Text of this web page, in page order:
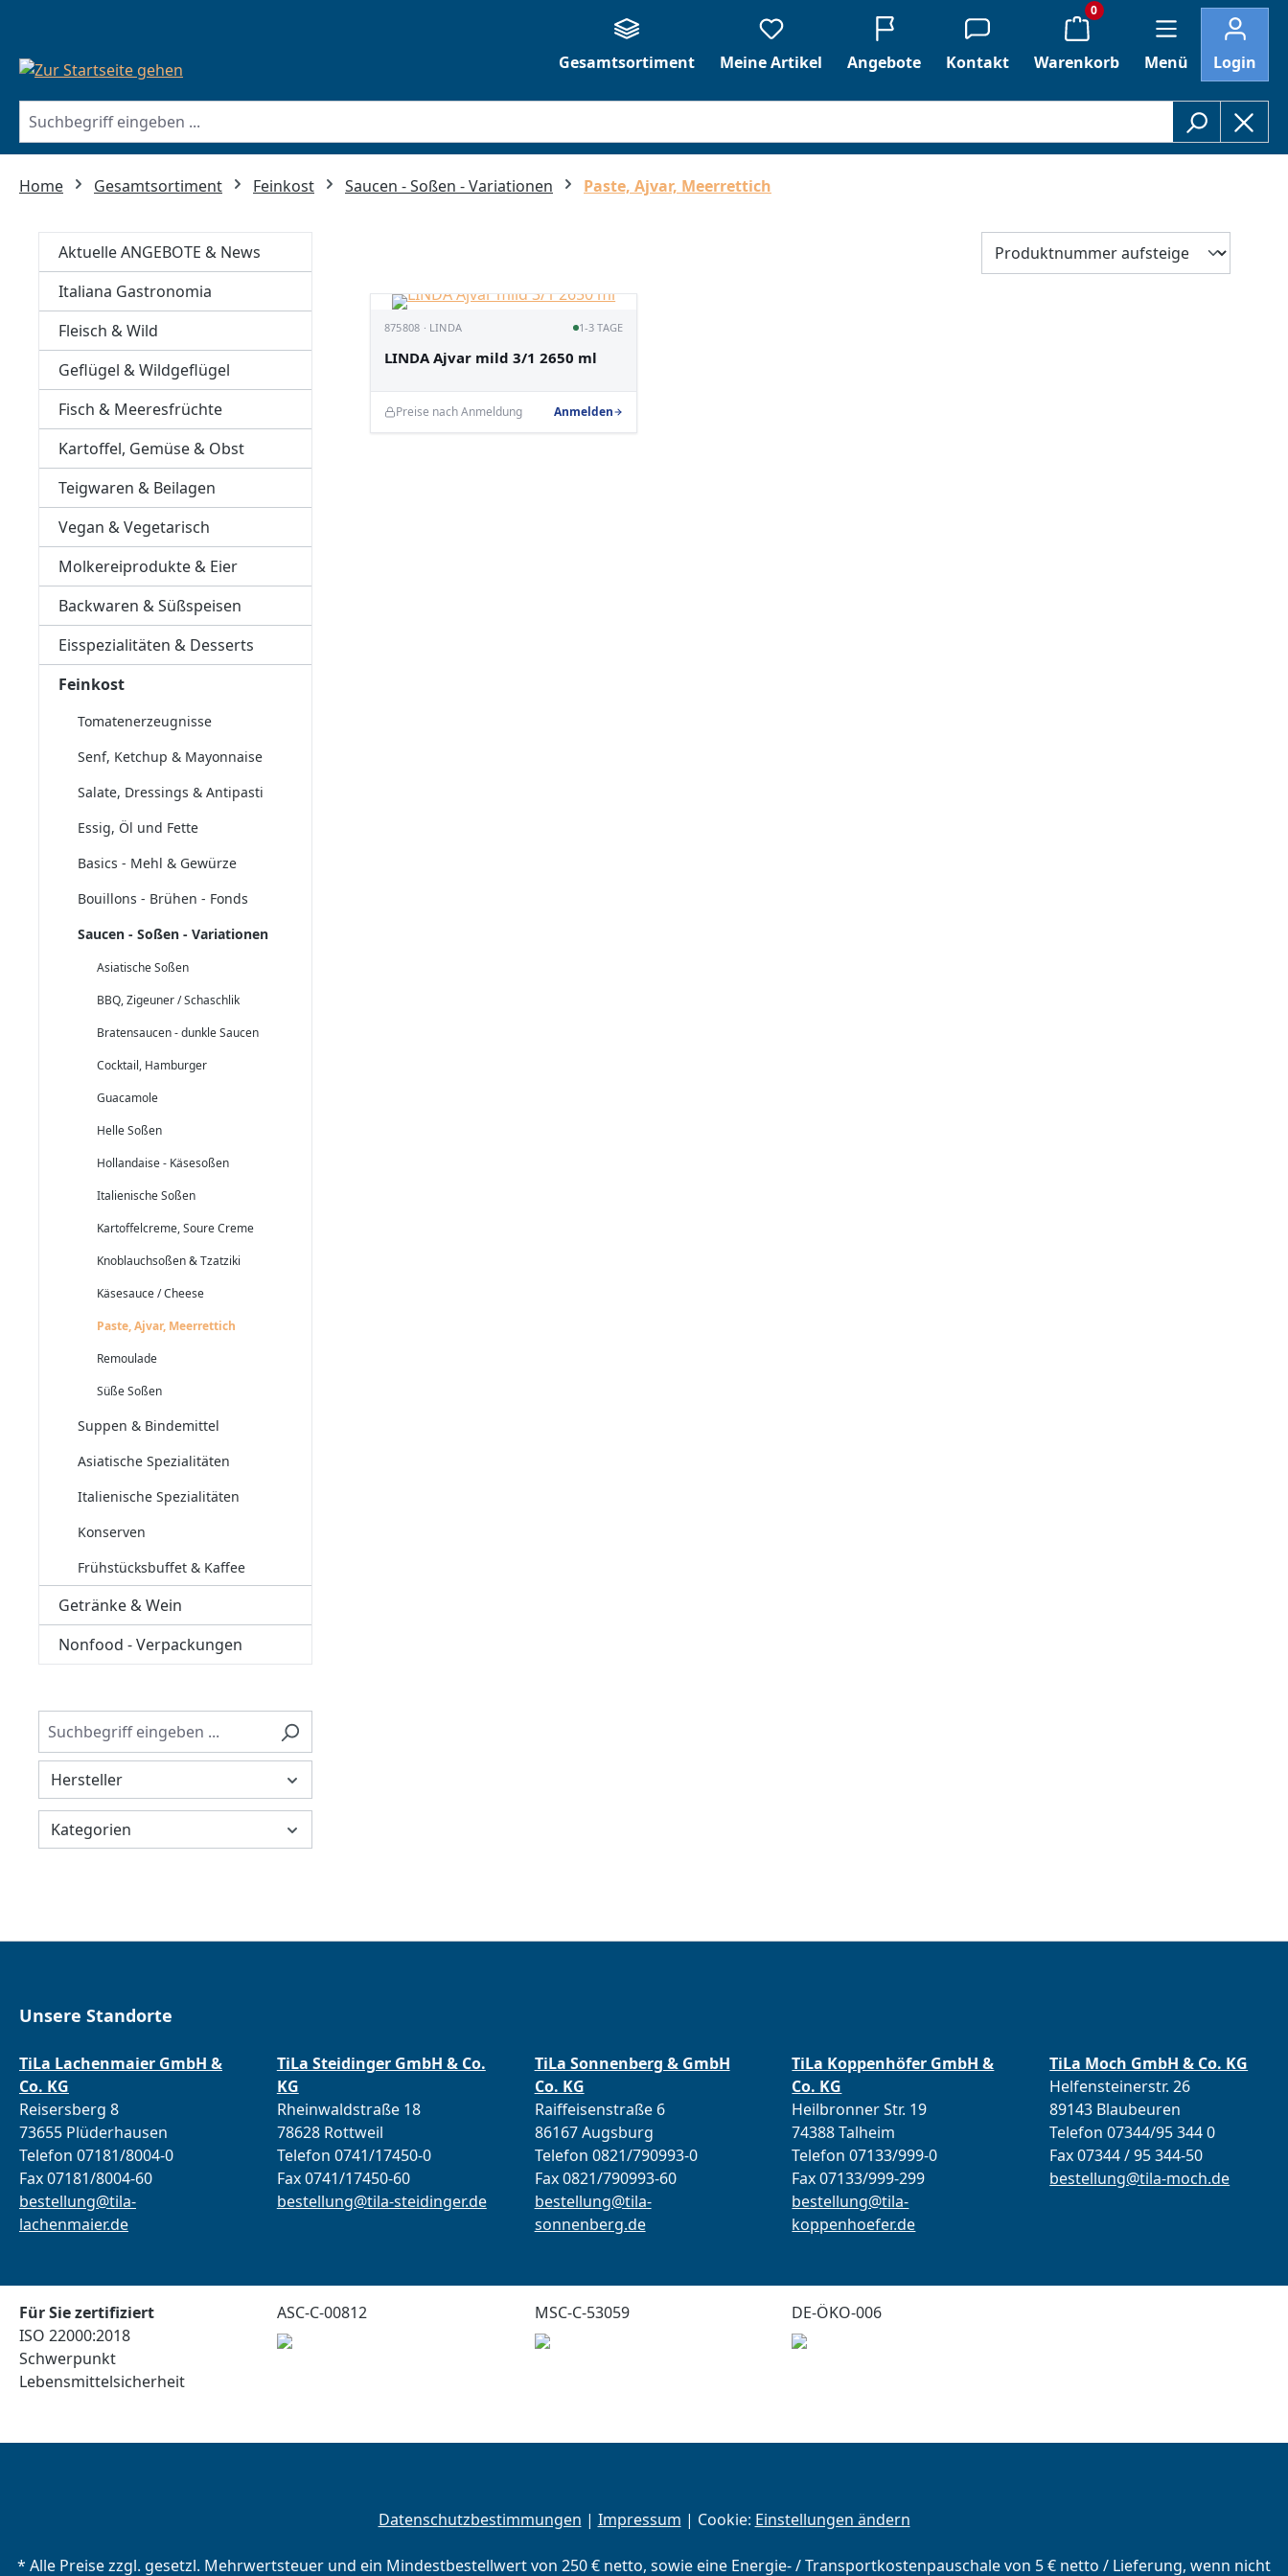
Gesamtsortiment
Meine Artikel Angebote Kontakt
0
Warenkorb Menü Login
Home Gesamtsortiment Feinkost Saucen - Soßen - Variationen Paste, Ajvar, Meerrettich
Aktuelle ANGEBOTE & News
Italiana Gastronomia
Fleisch & Wild
Geflügel & Wildgeflügel
Fisch & Meeresfrüchte
Kartoffel, Gemüse & Obst
Teigwaren & Beilagen
Vegan & Vegetarisch
Molkereiprodukte & Eier
Backwaren & Süßspeisen
Eisspezialitäten & Desserts
Feinkost
Tomatenerzeugnisse
Senf, Ketchup & Mayonnaise
Salate, Dressings & Antipasti
Essig, Öl und Fette
Basics - Mehl & Gewürze
Bouillons - Brühen - Fonds
Saucen - Soßen - Variationen
Asiatische Soßen
BBQ, Zigeuner / Schaschlik
Bratensaucen - dunkle Saucen
Cocktail, Hamburger
Guacamole
Helle Soßen
Hollandaise - Käsesoßen
Italienische Soßen
Kartoffelcreme, Soure Creme
Knoblauchsoßen & Tzatziki
Käsesauce / Cheese
Paste, Ajvar, Meerrettich
Remoulade
Süße Soßen
Suppen & Bindemittel
Asiatische Spezialitäten
Italienische Spezialitäten
Konserven
Frühstücksbuffet & Kaffee
Getränke & Wein
Nonfood - Verpackungen
Hersteller
Kategorien
875808 · LINDA 1-3 TAGE
LINDA Ajvar mild 3/1 2650 ml
Preise nach Anmeldung Anmelden
Unsere Standorte
TiLa Lachenmaier GmbH &
Co. KG
Reisersberg 8
73655 Plüderhausen
Telefon 07181/8004-0
Fax 07181/8004-60
bestellung@tila-
lachenmaier.de
TiLa Steidinger GmbH & Co.
KG
Rheinwaldstraße 18
78628 Rottweil
Telefon 0741/17450-0
Fax 0741/17450-60
bestellung@tila-steidinger.de
TiLa Sonnenberg & GmbH
Co. KG
Raiffeisenstraße 6
86167 Augsburg
Telefon 0821/790993-0
Fax 0821/790993-60
bestellung@tila-
sonnenberg.de
TiLa Koppenhöfer GmbH &
Co. KG
Heilbronner Str. 19
74388 Talheim
Telefon 07133/999-0
Fax 07133/999-299
bestellung@tila-
koppenhoefer.de
TiLa Moch GmbH & Co. KG
Helfensteinerstr. 26
89143 Blaubeuren
Telefon 07344/95 344 0
Fax 07344 / 95 344-50
bestellung@tila-moch.de
Für Sie zertifiziert
ISO 22000:2018
Schwerpunkt
Lebensmittelsicherheit
ASC-C-00812 MSC-C-53059 DE-ÖKO-006
Datenschutzbestimmungen | Impressum | Cookie: Einstellungen ändern
* Alle Preise zzgl. gesetzl. Mehrwertsteuer und ein Mindestbestellwert von 250 € netto, sowie eine Energie- / Transportkostenpauschale von 5 € netto / Lieferung, wenn nicht